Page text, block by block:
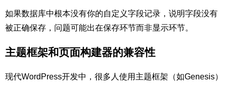
如果数据库中根本没有你的自定义字段记录，说明字段没有
被正确保存，问题可能出在保存环节而非显示环节。
主题框架和页面构建器的兼容性
现代WordPress开发中，很多人使用主题框架（如Genesis）